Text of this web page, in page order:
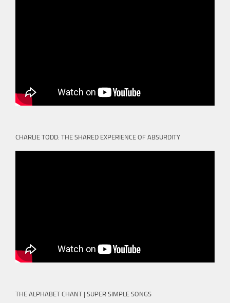
CHARLIE TODD: THE SHARED EXPERIENCE OF ABSURDITY
THE ALPHABET CHANT | SUPER SIMPLE SONGS